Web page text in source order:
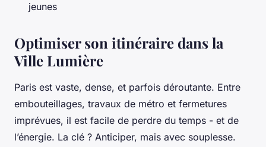
jeunes
Optimiser son itinéraire dans la
Ville Lumière
Paris est vaste, dense, et parfois déroutante. Entre
embouteillages, travaux de métro et fermetures
imprévues, il est facile de perdre du temps - et de
l’énergie. La clé ? Anticiper, mais avec souplesse.